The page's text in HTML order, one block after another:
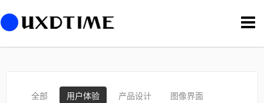
切
换
导
全部 用户体验 产品设计
图像界面